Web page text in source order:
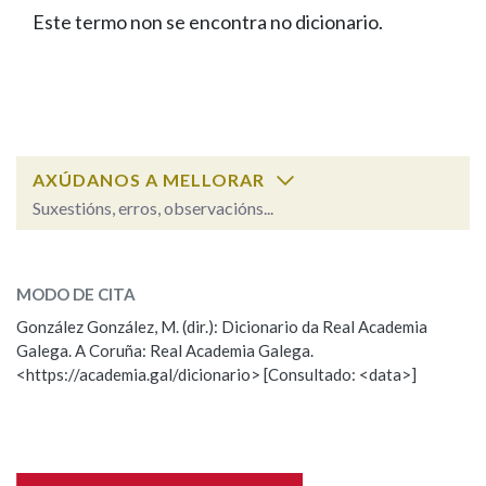
FIGURAS HOMENAXEADAS
PORTAL DAS PALABRAS
Facebook
TwitterYoutubeInstagram
Bluesky
BUSCAR NOS LEMAS
Remata por
BUSCAR NO CONTIDO
Nas definicións
Este termo non se encontra no dicionario.
AXÚDANOS A MELLORAR
Suxestións, erros, observacións...
Observación
Nome
MODO DE CITA
González González, M. (dir.): Dicionario da Real Academia
Galega. A Coruña: Real Academia Galega.
<https://academia.gal/dicionario> [Consultado: <data>]